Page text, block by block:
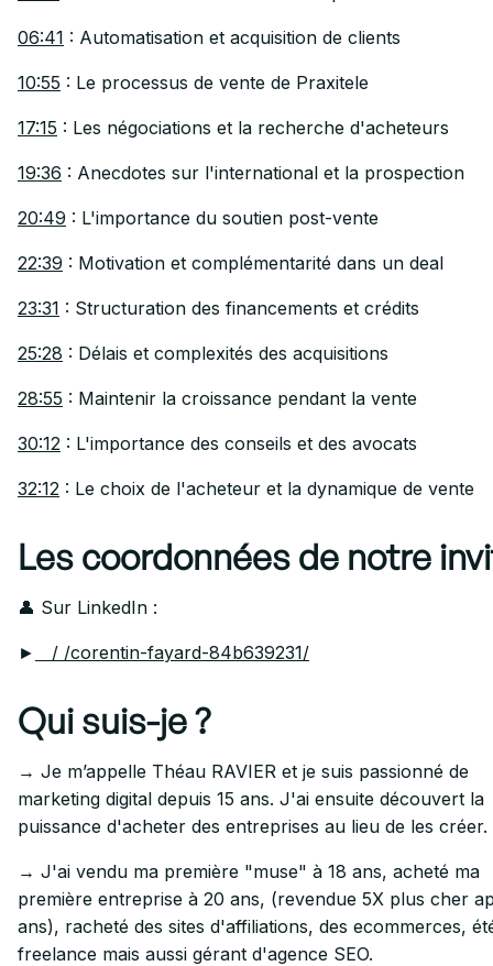
06:41 : Automatisation et acquisition de clients
10:55 : Le processus de vente de Praxitele
17:15 : Les négociations et la recherche d'acheteurs
19:36 : Anecdotes sur l'international et la prospection
20:49 : L'importance du soutien post-vente
22:39 : Motivation et complémentarité dans un deal
23:31 : Structuration des financements et crédits
25:28 : Délais et complexités des acquisitions
28:55 : Maintenir la croissance pendant la vente
30:12 : L'importance des conseils et des avocats
32:12 : Le choix de l'acheteur et la dynamique de vente
Les coordonnées de notre
👤 Sur LinkedIn :
► / /corentin-fayard-84b639231/
Qui suis-je ?
→ Je m’appelle Théau RAVIER et je suis passionné de
marketing digital depuis 15 ans. J'ai ensuite découvert la
puissance d'acheter des entreprises au lieu de les créer.
→ J'ai vendu ma première "muse" à 18 ans, acheté ma
première entreprise à 20 ans, (revendue 5X plus cher
ans), racheté des sites d'affiliations, des ecommerces,
freelance mais aussi gérant d'agence SEO.